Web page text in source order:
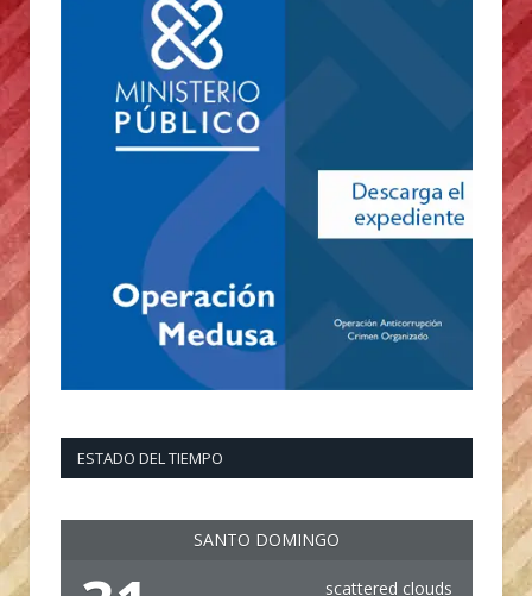
ESTADO DEL TIEMPO
SANTO DOMINGO
scattered clouds